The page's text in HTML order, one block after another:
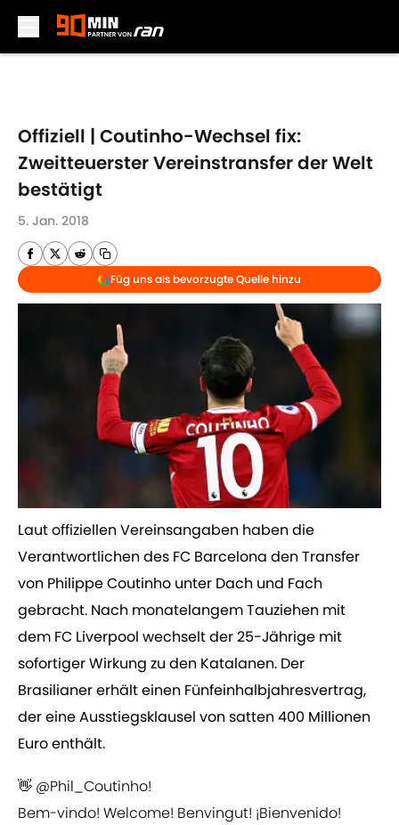
Offiziell | Coutinho-Wechsel fix:
Zweitteuerster Vereinstransfer der Welt
bestätigt
5. Jan. 2018
Füg uns als bevorzugte Quelle hinzu
​Laut offiziellen Vereinsangaben haben die
Verantwortlichen des FC Barcelona den Transfer
von Philippe Coutinho unter Dach und Fach
gebracht. Nach monatelangem Tauziehen mit
dem FC Liverpool wechselt der 25-Jährige mit
sofortiger Wirkung zu den Katalanen. Der
Brasilianer erhält einen Fünfeinhalbjahresvertrag,
der eine Ausstiegsklausel von satten 400 Millionen
Euro enthält.
👋 @Phil_Coutinho!
Bem-vindo! Welcome! Benvingut! ¡Bienvenido!